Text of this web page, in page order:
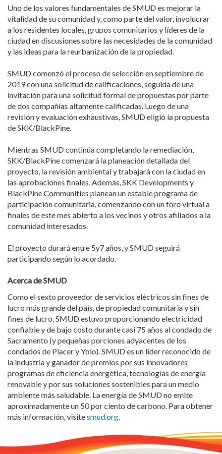
Uno de los valores fundamentales de SMUD es mejorar la
vitalidad de su comunidad y, como parte del valor, involucrar
a los residentes locales, grupos comunitarios y líderes de la
ciudad en discusiones sobre las necesidades de la comunidad
y las ideas para la reurbanización de la propiedad.
SMUD comenzó el proceso de selección en septiembre de
2019 con una solicitud de calificaciones, seguida de una
invitación para una solicitud formal de propuestas por parte
de dos compañías altamente calificadas. Luego de una
revisión y evaluación exhaustivas, SMUD eligió la propuesta
de SKK/BlackPine.
Mientras SMUD continúa completando la remediación,
SKK/BlackPine comenzará la planeación detallada del
proyecto, la revisión ambiental y trabajará con la ciudad en
las aprobaciones finales. Además, SKK Developments y
BlackPine Communities planean un estable programa de
participación comunitaria, comenzando con un foro virtual a
finales de este mes abierto a los vecinos y otros afiliados a la
comunidad interesados.
El proyecto durará entre 5y7 años, y SMUD seguirá
participando según lo acordado.
Acerca de SMUD
Como el sexto proveedor de servicios eléctricos sin fines de
lucro más grande del país, de propiedad comunitaria y sin
fines de lucro, SMUD estuvo proporcionando electricidad
confiable y de bajo costo durante casi 75 años al condado de
Sacramento (y pequeñas porciones adyacentes de los
condados de Placer y Yolo). SMUD es un líder reconocido de
la industria y ganador de premios por sus innovadores
programas de eficiencia energética, tecnologías de energía
renovable y por sus soluciones sostenibles para un medio
ambiente más saludable. La energía de SMUD no emite
aproximadamente un 50 por ciento de carbono. Para obtener
más información, visitesmud.org.